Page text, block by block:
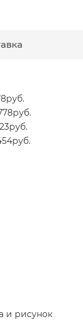
и рисунок